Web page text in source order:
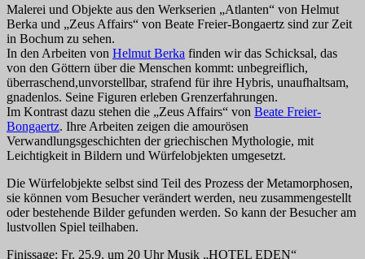
Malerei und Objekte aus den Werkserien „Atlanten“ von Helmut
Berka und „Zeus Affairs“ von Beate Freier-Bongaertz sind zur Zeit
in Bochum zu sehen.
In den Arbeiten von Helmut Berka finden wir das Schicksal, das
von den Göttern über die Menschen kommt: unbegreiflich,
überraschend,unvorstellbar, strafend für ihre Hybris, unaufhaltsam,
gnadenlos. Seine Figuren erleben Grenzerfahrungen.
Im Kontrast dazu stehen die „Zeus Affairs“ von Beate Freier-
Bongaertz. Ihre Arbeiten zeigen die amourösen
Verwandlungsgeschichten der griechischen Mythologie, mit
Leichtigkeit in Bildern und Würfelobjekten umgesetzt.
Die Würfelobjekte selbst sind Teil des Prozess der Metamorphosen,
sie können vom Besucher verändert werden, neu zusammengestellt
oder bestehende Bilder gefunden werden. So kann der Besucher am
lustvollen Spiel teilhaben.
Finissage: Fr. 25.9. um 20 Uhr Musik „HOTEL EDEN“